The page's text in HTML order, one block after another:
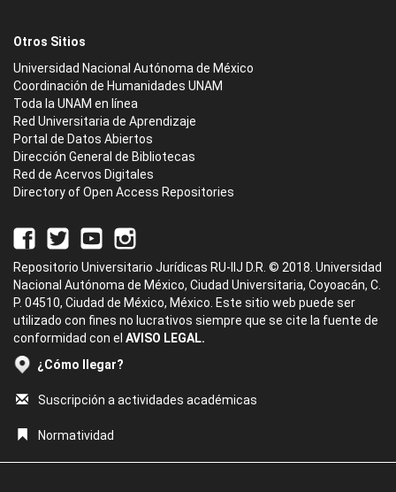
Otros Sitios
Universidad Nacional Autónoma de México
Coordinación de Humanidades UNAM
Toda la UNAM en línea
Red Universitaria de Aprendizaje
Portal de Datos Abiertos
Dirección General de Bibliotecas
Red de Acervos Digitales
Directory of Open Access Repositories
Repositorio Universitario Jurídicas RU-IIJ D.R. © 2018. Universidad
Nacional Autónoma de México, Ciudad Universitaria, Coyoacán, C.
P. 04510, Ciudad de México, México. Este sitio web puede ser
utilizado con fines no lucrativos siempre que se cite la fuente de
conformidad con el AVISO LEGAL.
¿Cómo llegar?
Suscripción a actividades académicas
Normatividad